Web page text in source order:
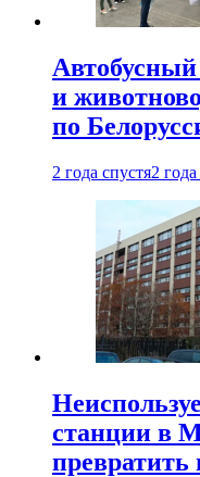
Автобусный
и
по
2 года спустя2
станции в
превратить